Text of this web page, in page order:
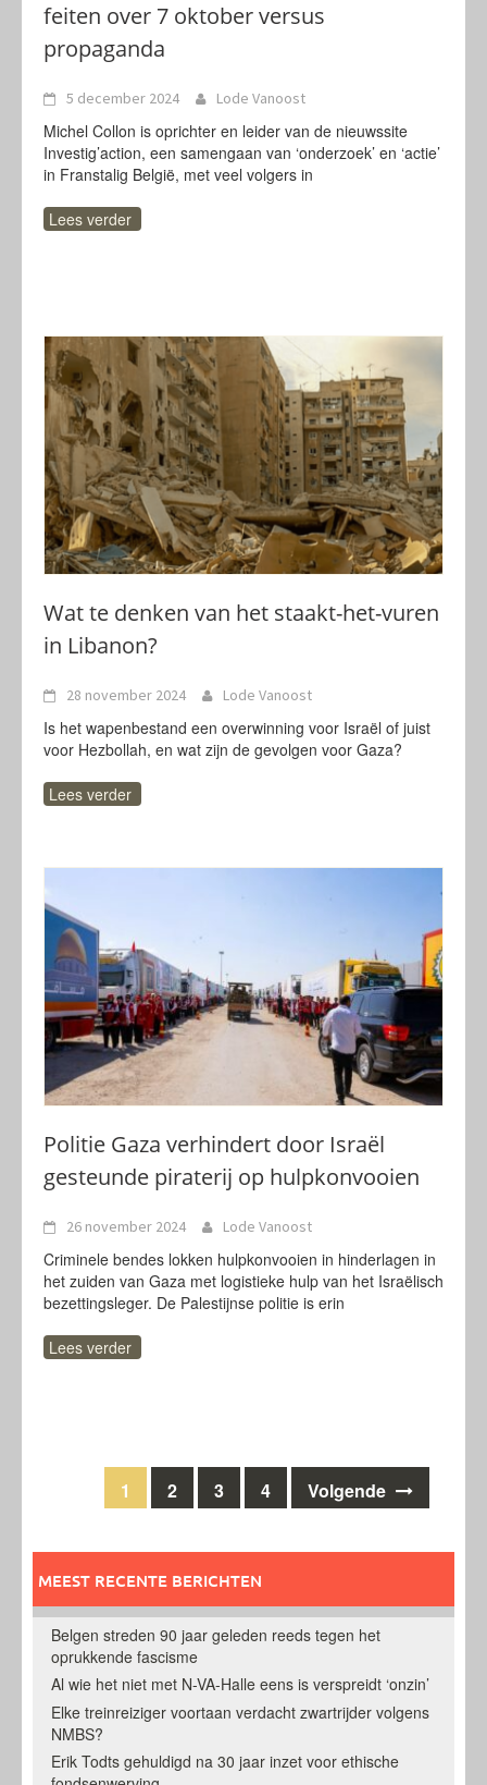
feiten over 7 oktober versus
propaganda
5 december 2024 Lode Vanoost
Michel Collon is oprichter en leider van de nieuwssite
Investig’action, een samengaan van ‘onderzoek’ en ‘actie’
in Franstalig België, met veel volgers in
Lees verder
Wat te denken van het staakt-het-vuren
in Libanon?
28 november 2024 Lode Vanoost
Is het wapenbestand een overwinning voor Israël of juist
voor Hezbollah, en wat zijn de gevolgen voor Gaza?
Lees verder
Politie Gaza verhindert door Israël
gesteunde piraterij op hulpkonvooien
26 november 2024 Lode Vanoost
Criminele bendes lokken hulpkonvooien in hinderlagen in
het zuiden van Gaza met logistieke hulp van het Israëlisch
bezettingsleger. De Palestijnse politie is erin
Lees verder
Berichten
1 2 3 4 Volgende
MEEST RECENTE BERICHTEN
Belgen streden 90 jaar geleden reeds tegen het
oprukkende fascisme
Al wie het niet met N-VA-Halle eens is verspreidt ‘onzin’
Elke treinreiziger voortaan verdacht zwartrijder volgens
NMBS?
Erik Todts gehuldigd na 30 jaar inzet voor ethische